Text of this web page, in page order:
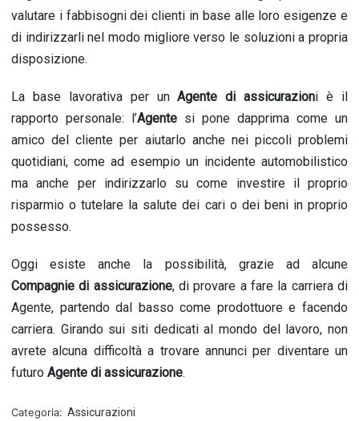
valutare i fabbisogni dei clienti in base alle loro esigenze e
di indirizzarli nel modo migliore verso le soluzioni a propria
disposizione.
La base lavorativa per unAgente di assicurazioni è il
rapporto personale: l’Agente si pone dapprima come un
amico del cliente per aiutarlo anche nei piccoli problemi
quotidiani, come ad esempio un incidente automobilistico
ma anche per indirizzarlo su come investire il proprio
risparmio o tutelare la salute dei cari o dei beni in proprio
possesso.
Oggi esiste anche la possibilità, grazie ad alcune
Compagnie di assicurazione, di provare a fare la carriera di
Agente, partendo dal basso come prodottuore e facendo
carriera. Girando sui siti dedicati al mondo del lavoro, non
avrete alcuna difficoltà a trovare annunci per diventare un
futuro Agente di assicurazione.
Categoria: Assicurazioni